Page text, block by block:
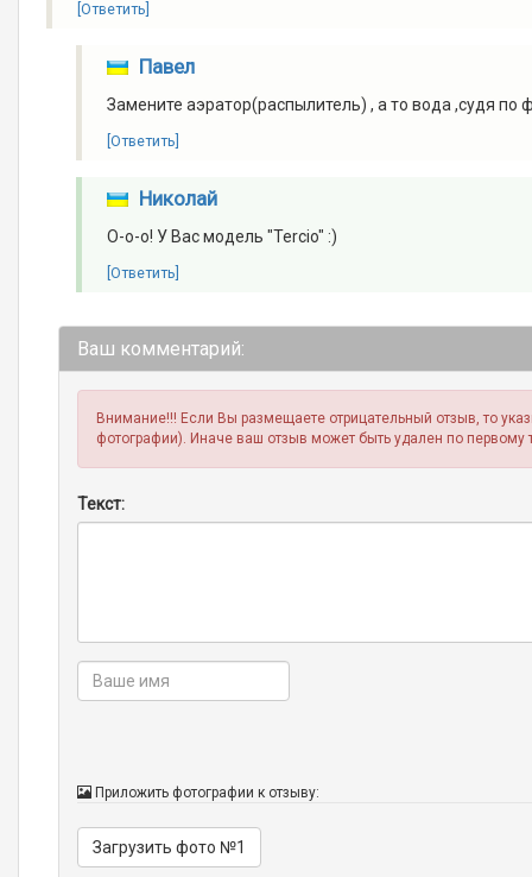
[Ответить]
Павел
Замените аэратор(распылитель) , а то вода ,судя по
[Ответить]
Николай
О-о-о! У Вас модель "Tercio" :)
[Ответить]
Ваш комментарий:
Внимание!!! Если Вы размещаете отрицательный отзыв, то
фотографии). Иначе ваш отзыв может быть удален по первому
Текст:
Приложить фотографии к отзыву:
Загрузить фото №1